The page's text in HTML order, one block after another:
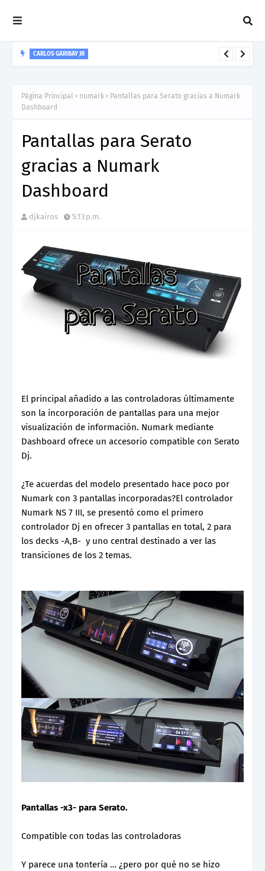
CARLOS GARIBAY JR
Página Principal numark
Pantallas para Serato gracias a Numark
Dashboard
Pantallas para Serato
gracias a Numark
Dashboard
djkairos 5:13 p.m.
El principal añadido a las controladoras últimamente
son la incorporación de pantallas para una mejor
visualización de información. Numark mediante
Dashboard ofrece un accesorio compatible con Serato
Dj.
¿Te acuerdas del modelo presentado hace poco por
Numark con 3 pantallas incorporadas?El controlador
Numark NS 7 III, se presentó como el primero
controlador Dj en ofrecer 3 pantallas en total, 2 para
los decks -A,B- y uno central destinado a ver las
transiciones de los 2 temas.
Pantallas -x3- para Serato.
Compatible con todas las controladoras
Y parece una tontería … ¿pero por qué no se hizo